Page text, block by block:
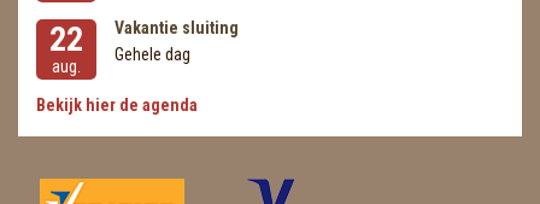
22
aug.
Vakantie sluiting
Gehele dag
Bekijk hier de agenda